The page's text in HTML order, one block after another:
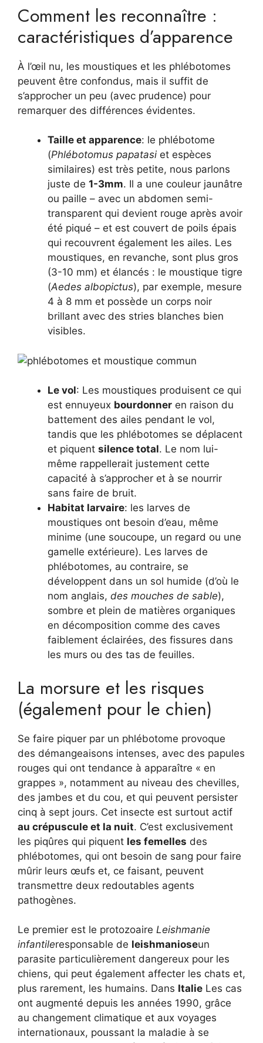
Comment les reconnaître :
caractéristiques d’apparence
À l’œil nu, les moustiques et les phlébotomes
peuvent être confondus, mais il suffit de
s’approcher un peu (avec prudence) pour
remarquer des différences évidentes.
Taille et apparence: le phlébotome
(Phlébotomus papatasi et espèces
similaires) est très petite, nous parlons
juste de 1-3mm. Il a une couleur jaunâtre
ou paille – avec un abdomen semi-
transparent qui devient rouge après avoir
été piqué – et est couvert de poils épais
qui recouvrent également les ailes. Les
moustiques, en revanche, sont plus gros
(3-10 mm) et élancés : le moustique tigre
(Aedes albopictus), par exemple, mesure
4 à 8 mm et possède un corps noir
brillant avec des stries blanches bien
visibles.
Le vol: Les moustiques produisent ce qui
est ennuyeux bourdonner en raison du
battement des ailes pendant le vol,
tandis que les phlébotomes se déplacent
et piquent silence total. Le nom lui-
même rappellerait justement cette
capacité à s’approcher et à se nourrir
sans faire de bruit.
Habitat larvaire: les larves de
moustiques ont besoin d’eau, même
minime (une soucoupe, un regard ou une
gamelle extérieure). Les larves de
phlébotomes, au contraire, se
développent dans un sol humide (d’où le
nom anglais, des mouches de sable),
sombre et plein de matières organiques
en décomposition comme des caves
faiblement éclairées, des fissures dans
les murs ou des tas de feuilles.
La morsure et les risques
(également pour le chien)
Se faire piquer par un phlébotome provoque
des démangeaisons intenses, avec des papules
rouges qui ont tendance à apparaître « en
grappes », notamment au niveau des chevilles,
des jambes et du cou, et qui peuvent persister
cinq à sept jours. Cet insecte est surtout actif
au crépuscule et la nuit. C’est exclusivement
les piqûres qui piquent les femelles des
phlébotomes, qui ont besoin de sang pour faire
mûrir leurs œufs et, ce faisant, peuvent
transmettre deux redoutables agents
pathogènes.
Le premier est le protozoaire Leishmanie
infantileresponsable de leishmanioseun
parasite particulièrement dangereux pour les
chiens, qui peut également affecter les chats et,
plus rarement, les humains. Dans Italie Les cas
ont augmenté depuis les années 1990, grâce
au changement climatique et aux voyages
internationaux, poussant la maladie à se